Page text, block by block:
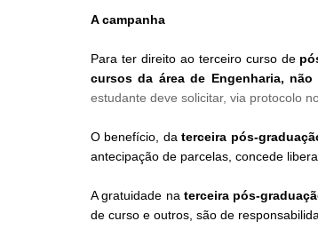
A campanha
Para ter direito ao terceiro curso de
cursos da área de Engenharia,
estudante deve solicitar, via protocolo
O benefício, daterceira pós-
antecipação de parcelas, concede
A gratuidade na terceira pós-
de curso e outros, são de